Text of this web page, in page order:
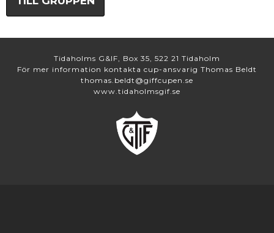
Tidaholms G&IF, Box 35, 522 21 Tidaholm
För mer information kontakta cup-ansvarig Thomas Beldt
thomas.beldt@giffcupen.se
www.tidaholmsgif.se